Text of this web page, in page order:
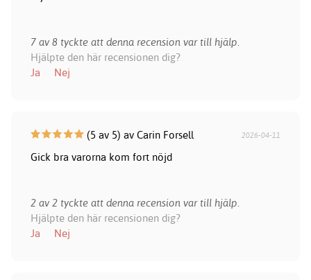
7 av 8 tyckte att denna recension var till hjälp.
Hjälpte den här recensionen dig?
Ja
Nej
(5 av 5) av Carin Forsell 2026-04-11
Gick bra varorna kom fort nöjd
2 av 2 tyckte att denna recension var till hjälp.
Hjälpte den här recensionen dig?
Ja
Nej